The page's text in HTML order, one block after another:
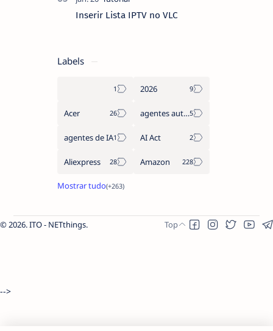
Inserir Lista IPTV no VLC
Labels
2026
Acer agentes autónomos
agentes de IA AI Act
Aliexpress Amazon
2026.ITO - NETthings.
-->